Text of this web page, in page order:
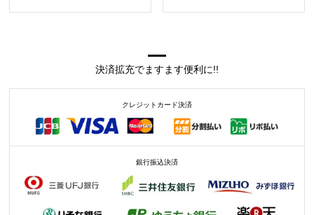
決済拡充でますます便利に!!
クレジットカード決済
銀行振込決済